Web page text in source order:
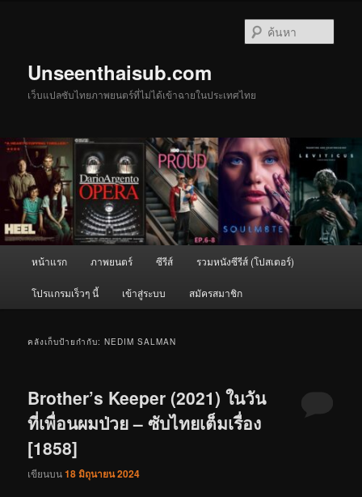
Unseenthaisub.com
เว็บแปลซับไทยภาพยนตร์ที่ไม่ได้เข้าฉายในประเทศไทย
หน้าแรก ภาพยนตร์ ซีรีส์ รวมหนังซีรีส์ (โปสเตอร์)
โปรแกรมเร็วๆ นี้ เข้าสู่ระบบ สมัครสมาชิก
คลังเก็บป้ายกำกับ:NEDIM SALMAN
Brother’s Keeper (2021) ในวัน
ที่เพื่อนผมป่วย – ซับไทยเต็มเรื่อง
[1858]
เขียนบน18 มิถุนายน 2024